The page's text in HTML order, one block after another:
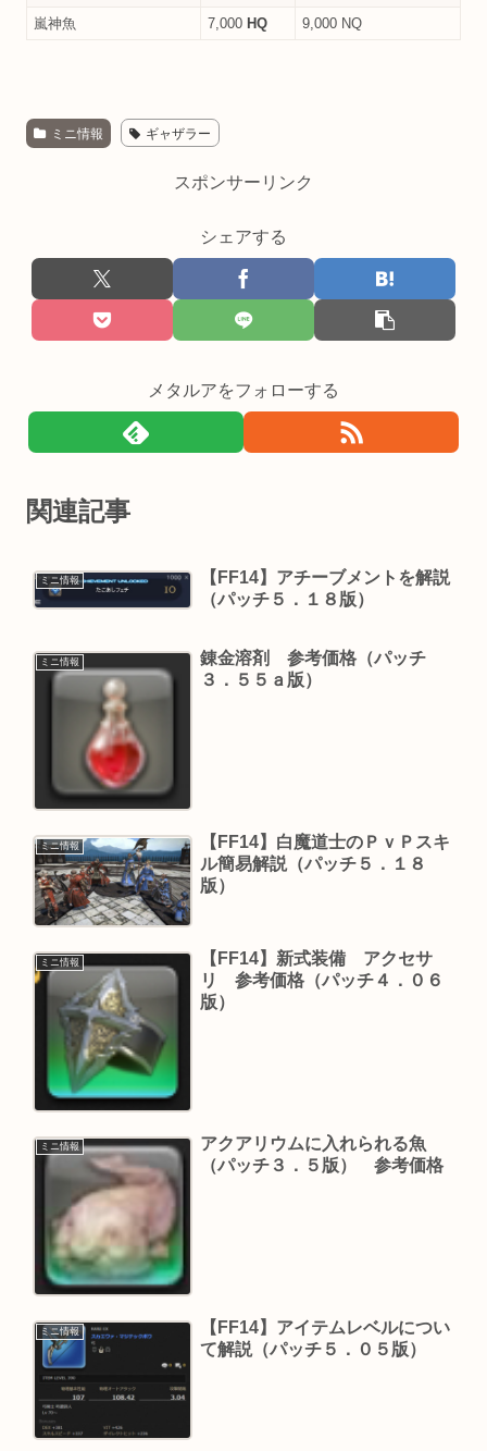
嵐神魚 7,000 HQ 9,000 NQ
ミニ情報 ギャザラー
スポンサーリンク
シェアする
メタルアをフォローする
関連記事
ミニ情報
【FF14】アチーブメントを解説
（パッチ５．１８版）
ミニ情報
錬金溶剤 参考価格（パッチ
３．５５ａ版）
ミニ情報
【FF14】白魔道士のＰｖＰスキ
ル簡易解説（パッチ５．１８
版）
ミニ情報
【FF14】新式装備 アクセサ
リ 参考価格（パッチ４．０６
版）
ミニ情報
アクアリウムに入れられる魚
（パッチ３．５版） 参考価格
ミニ情報
【FF14】アイテムレベルについ
て解説（パッチ５．０５版）